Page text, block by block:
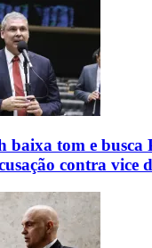
baixa tom e busca
contra vice